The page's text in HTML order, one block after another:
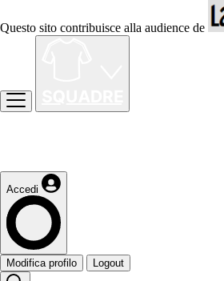
Questo sito contribuisce alla audience de
Accedi
Modifica profilo Logout